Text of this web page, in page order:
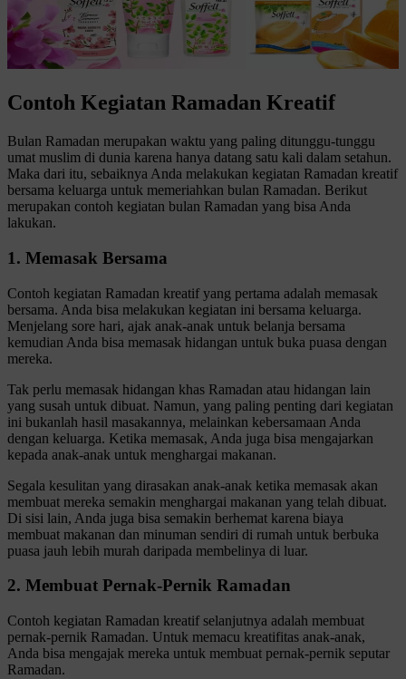
Contoh Kegiatan Ramadan Kreatif
Bulan Ramadan merupakan waktu yang paling ditunggu-tunggu
umat muslim di dunia karena hanya datang satu kali dalam setahun.
Maka dari itu, sebaiknya Anda melakukan kegiatan Ramadan kreatif
bersama keluarga untuk memeriahkan bulan Ramadan. Berikut
merupakan contoh kegiatan bulan Ramadan yang bisa Anda
lakukan.
1. Memasak Bersama
Contoh kegiatan Ramadan kreatif yang pertama adalah memasak
bersama. Anda bisa melakukan kegiatan ini bersama keluarga.
Menjelang sore hari, ajak anak-anak untuk belanja bersama
kemudian Anda bisa memasak hidangan untuk buka puasa dengan
mereka.
Tak perlu memasak hidangan khas Ramadan atau hidangan lain
yang susah untuk dibuat. Namun, yang paling penting dari kegiatan
ini bukanlah hasil masakannya, melainkan kebersamaan Anda
dengan keluarga. Ketika memasak, Anda juga bisa mengajarkan
kepada anak-anak untuk menghargai makanan.
Segala kesulitan yang dirasakan anak-anak ketika memasak akan
membuat mereka semakin menghargai makanan yang telah dibuat.
Di sisi lain, Anda juga bisa semakin berhemat karena biaya
membuat makanan dan minuman sendiri di rumah untuk berbuka
puasa jauh lebih murah daripada membelinya di luar.
2. Membuat Pernak-Pernik Ramadan
Contoh kegiatan Ramadan kreatif selanjutnya adalah membuat
pernak-pernik Ramadan. Untuk memacu kreatifitas anak-anak,
Anda bisa mengajak mereka untuk membuat pernak-pernik seputar
Ramadan.